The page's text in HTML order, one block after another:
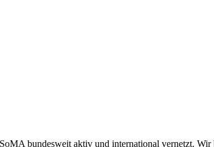
bundesweit aktiv und international vernetzt.